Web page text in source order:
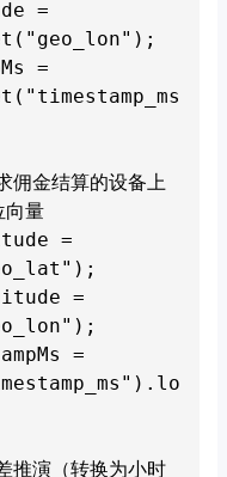
向量